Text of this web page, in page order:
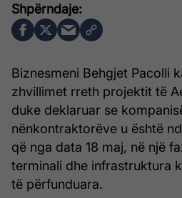
Biznesmeni Behgjet Pacolli
zhvillimet rreth projektit të
duke deklaruar se
nënkontraktorëve u është
që nga data 18 maj, në një
terminali dhe infrastruktura
të përfunduara.